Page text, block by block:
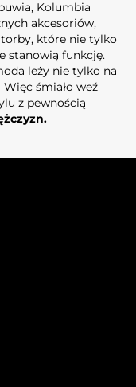
Kolumbia
akcesoriów,
torby, które nie tylko
stanowią funkcję.
leży nie tylko na
śmiało weź
z pewnością